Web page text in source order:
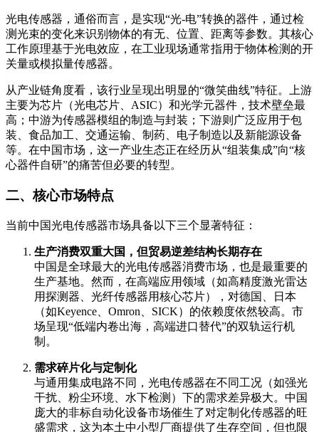
光电传感器，通俗而言，是实现“光-电”转换的器件，通过检
测光束的变化来识别物体的有无、位置、距离等参数。其核心
工作原理基于光电效应，在工业现场通常指用于物体检测的开
关量或模拟量传感器。
从产业链角度看，该行业呈现出明显的“微笑曲线”特征。上游
主要为芯片（光电芯片、ASIC）和光学元器件，技术壁垒最
高；中游为传感器模组的制造与封装；下游则广泛应用于包
装、食品加工、交通运输、制药、电子制造以及新能源设备
等。在中国市场，这一产业生态正在经历从“组装集成”向“核
心器件自研”的痛苦但必要的转型。
二、核心市场特点
当前中国光电传感器市场具备以下三个显著特征：
生产消费双重大国，但贸易逆差结构长期存在
中国是全球最大的光电传感器消费市场，也是最重要的
生产基地。然而，在高端应用领域（如高精度激光雷达
用探测器、光纤传感器用核心芯片），对德国、日本
（如Keyence、Omron、SICK）的依赖度依然较高。市
场呈现“低端内卷出海，高端进口替代”的双轨运行机
制。
需求碎片化与定制化
与通用集成电路不同，光电传感器在不同工况（如强光
干扰、粉尘环境、水下检测）下的需求差异极大。中国
庞大的非标自动化设备市场催生了对定制化传感器的旺
盛需求，这为本土中小型厂商提供了生存空间，但也限